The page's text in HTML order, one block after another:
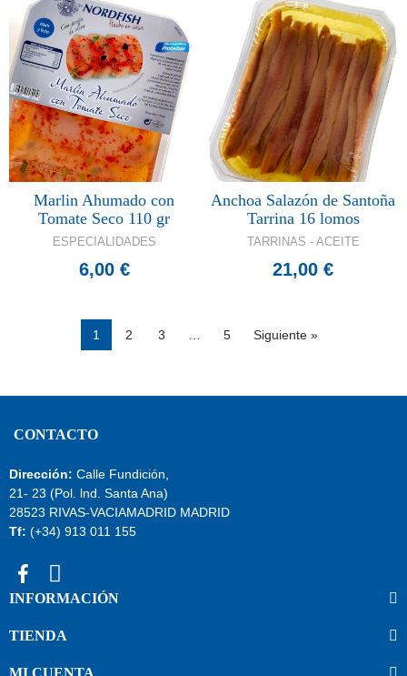
Marlin Ahumado con
Tomate Seco 110 gr
ESPECIALIDADES
6,00 €
Anchoa Salazón de Santoña
Tarrina 16 lomos
TARRINAS - ACEITE
21,00 €
1 2 3 5 Siguiente »
CONTACTO
Dirección: Calle Fundición,
21- 23 (Pol. lnd. Santa Ana)
28523 RIVAS-VACIAMADRID MADRID
Tf: (+34) 913 011 155
INFORMACIÓN
TIENDA
MI CUENTA